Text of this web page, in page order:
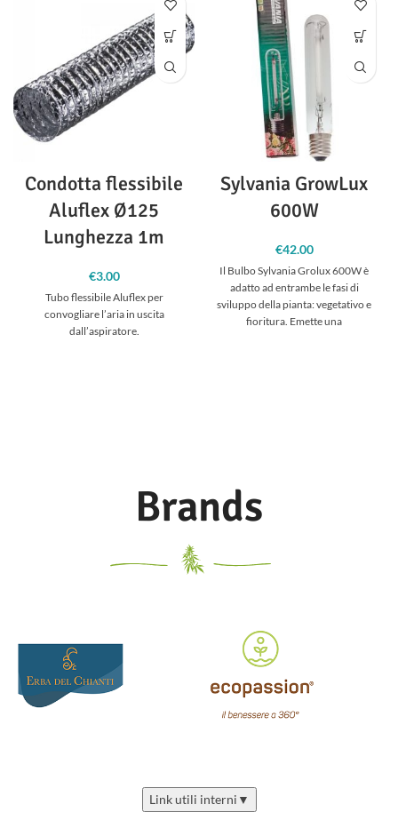
Condotta flessibile
Aluflex Ø125
Lunghezza 1m
€3.00
Tubo flessibile Aluflex per
convogliare l’aria in uscita
dall’aspiratore.
Sylvania GrowLux
600W
€42.00
Il Bulbo Sylvania Grolux 600W è
adatto ad entrambe le fasi di
sviluppo della pianta: vegetativo e
fioritura. Emette una
Brands
Link utili interni ▼